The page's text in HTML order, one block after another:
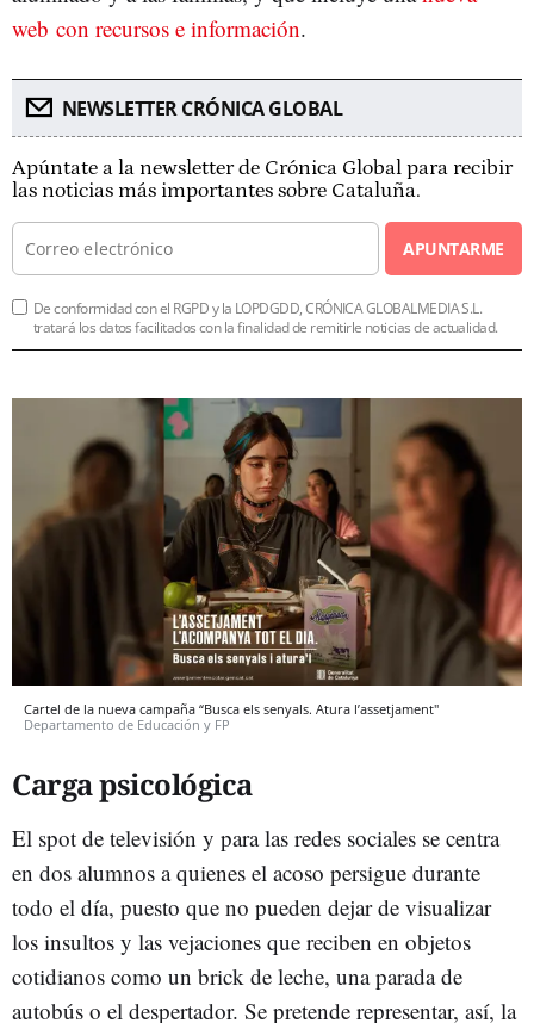
web con recursos e información.
NEWSLETTER CRÓNICA GLOBAL
Apúntate a la newsletter de Crónica Global para recibir
las noticias más importantes sobre Cataluña.
APUNTARME
De conformidad con el RGPD y la LOPDGDD, CRÓNICA GLOBALMEDIA S.L.
tratará los datos facilitados con la finalidad de remitirle noticias de actualidad.
Cartel de la nueva campaña “Busca els senyals. Atura l’assetjament"
Departamento de Educación y FP
Carga psicológica
El spot de televisión y para las redes sociales se centra
en dos alumnos a quienes el acoso persigue durante
todo el día, puesto que no pueden dejar de visualizar
los insultos y las vejaciones que reciben en objetos
cotidianos como un brick de leche, una parada de
autobús o el despertador. Se pretende representar, así, la